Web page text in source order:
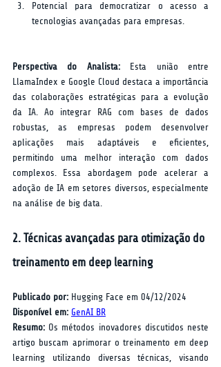
Potencial para democratizar o acesso a
tecnologias avançadas para empresas.
Perspectiva do Analista: Esta união entre
LlamaIndex e Google Cloud destaca a importância
das colaborações estratégicas para a evolução
da IA. Ao integrar RAG com bases de dados
robustas, as empresas podem desenvolver
aplicações mais adaptáveis e eficientes,
permitindo uma melhor interação com dados
complexos. Essa abordagem pode acelerar a
adoção de IA em setores diversos, especialmente
na análise de big data.
2. Técnicas avançadas para otimização do
treinamento em deep learning
Publicado por: Hugging Face em 04/12/2024
Disponível em: GenAI BR
Resumo: Os métodos inovadores discutidos neste
artigo buscam aprimorar o treinamento em deep
learning utilizando diversas técnicas, visando